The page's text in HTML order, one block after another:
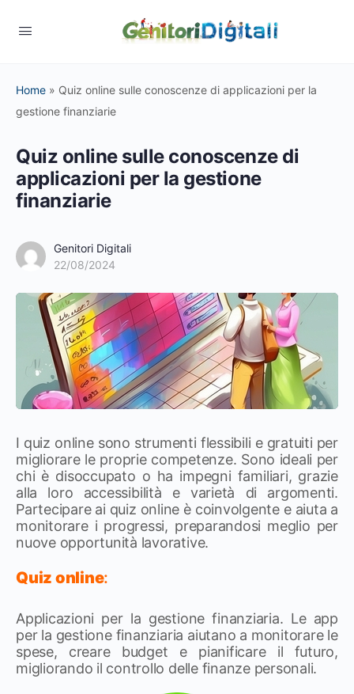
Home » Quiz online sulle conoscenze di applicazioni per la
gestione finanziarie
Quiz online sulle conoscenze di
applicazioni per la gestione
finanziarie
Genitori Digitali
22/08/2024
I quiz online sono strumenti flessibili e gratuiti per
migliorare le proprie competenze. Sono ideali per
chi è disoccupato o ha impegni familiari, grazie
alla loro accessibilità e varietà di argomenti.
Partecipare ai quiz online è coinvolgente e aiuta a
monitorare i progressi, preparandosi meglio per
nuove opportunità lavorative.
Quiz online:
Applicazioni per la gestione finanziaria. Le app
per la gestione finanziaria aiutano a monitorare le
spese, creare budget e pianificare il futuro,
migliorando il controllo delle finanze personali.